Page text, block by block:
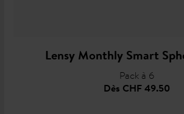
Lensy Monthly Smart
Pack à 6
Dès CHF 49.50